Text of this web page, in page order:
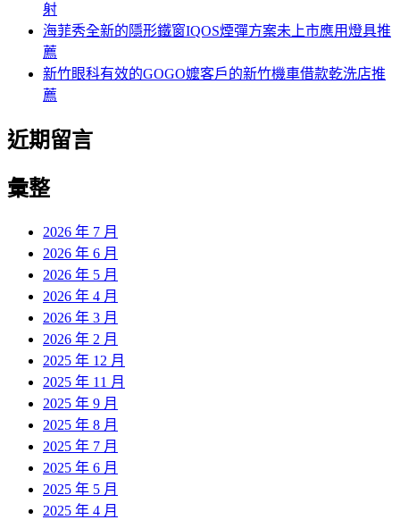
射
海菲秀全新的隱形鐵窗IQOS煙彈方案未上市應用燈具推
薦
新竹眼科有效的GOGO嬤客戶的新竹機車借款乾洗店推
薦
近期留言
彙整
2026 年 7 月
2026 年 6 月
2026 年 5 月
2026 年 4 月
2026 年 3 月
2026 年 2 月
2025 年 12 月
2025 年 11 月
2025 年 9 月
2025 年 8 月
2025 年 7 月
2025 年 6 月
2025 年 5 月
2025 年 4 月